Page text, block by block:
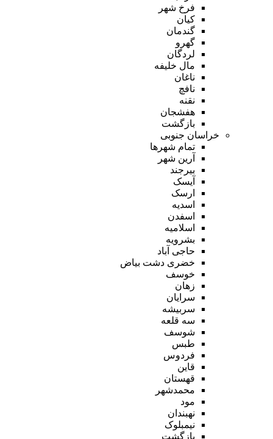
فرخ شهر
کیان
گندمان
گهرو
لردگان
مال خلیفه
ناغان
نافچ
نقنه
هفشجان
بازگشت
خراسان جنوبی
تمام شهر‌ها
آرین شهر
بیرجند
آیسک
ارسک
اسدیه
اسفدن
اسلامیه
بشرویه
حاجی آباد
خضری دشت بیاض
خوسف
زهان
سرایان
سربیشه
سه قلعه
شوسف
طبس
فردوس
قاین
قهستان
محمدشهر
مود
نهبندان
نیمبلوک
بازگشت